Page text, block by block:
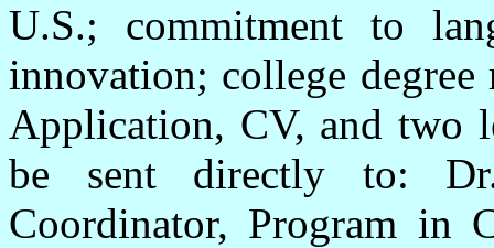
U.S.; commitment to
innovation; college
Application, CV, and two
be sent directly to: Dr.
Coordinator, Program in